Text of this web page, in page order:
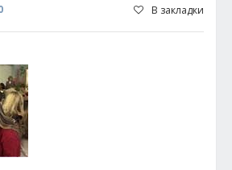
В закладки